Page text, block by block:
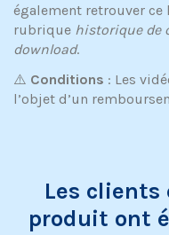
également retrouver
rubrique historique de
download.
⚠️ Conditions : Les
l’objet d’un
Les clients
produit ont